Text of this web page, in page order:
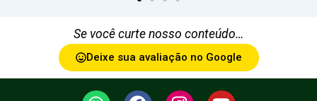
Se você curte nosso conteúdo…
Deixe sua avaliação no Google